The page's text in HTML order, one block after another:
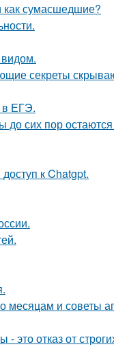
сумасшедшие?
секреты
в ЕГЭ.
до сих пор
к Chatgpt.
месяцам и советы
это отказ от